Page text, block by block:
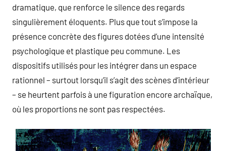
dramatique, que renforce le silence des regards
singulièrement éloquents. Plus que tout s’impose la
présence concrète des figures dotées d’une intensité
psychologique et plastique peu commune. Les
dispositifs utilisés pour les intégrer dans un espace
rationnel – surtout lorsqu’il s’agit des scènes d’intérieur
– se heurtent parfois à une figuration encore archaïque,
où les proportions ne sont pas respectées.